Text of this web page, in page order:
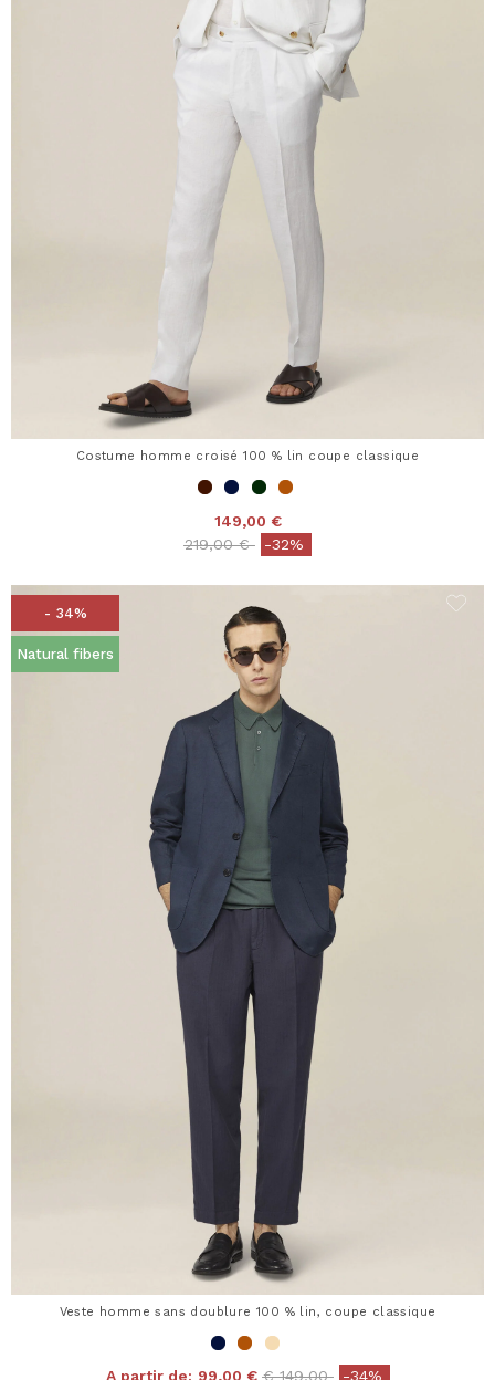
Costume homme croisé 100 % lin coupe classique
149,00 €
Price reduced from
219,00 €to-32%
- 34%
Natural fibers
Veste homme sans doublure 100 % lin, coupe classique
A partir de: 99,00 € Price reduced from
€ 149,00to-34%